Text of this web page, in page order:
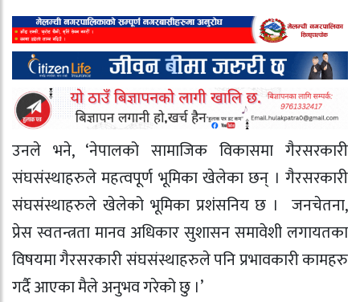
उनले भने, ‘नेपालको सामाजिक विकासमा गैरसरकारी
संघसंस्थाहरुले महत्वपूर्ण भूमिका खेलेका छन् । गैरसरकारी
संघसंस्थाहरुले खेलेको भूमिका प्रशंसनिय छ । जनचेतना,
प्रेस स्वतन्त्रता मानव अधिकार सुशासन समावेशी लगायतका
विषयमा गैरसरकारी संघसंस्थाहरुले पनि प्रभावकारी कामहरु
गर्दै आएका मैले अनुभव गरेको छु ।’